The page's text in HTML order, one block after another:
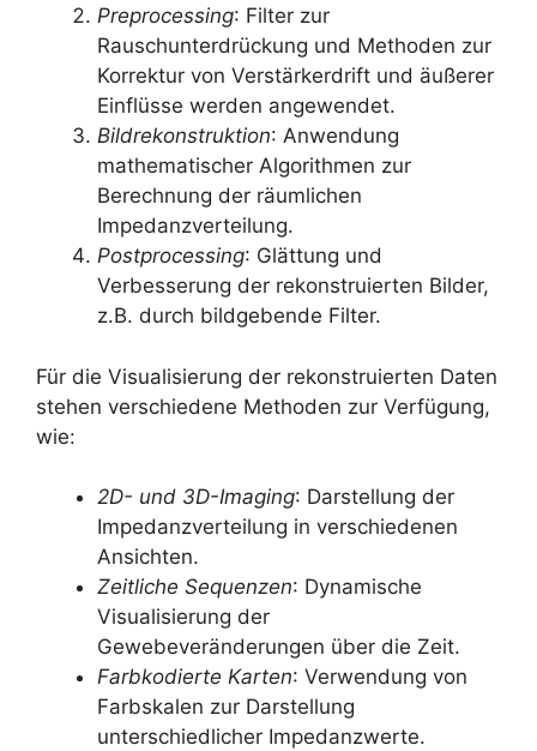
Preprocessing: Filter zur
Rauschunterdrückung und Methoden zur
Korrektur von Verstärkerdrift und äußerer
Einflüsse werden angewendet.
Bildrekonstruktion: Anwendung
mathematischer Algorithmen zur
Berechnung der räumlichen
Impedanzverteilung.
Postprocessing: Glättung und
Verbesserung der rekonstruierten Bilder,
z.B. durch bildgebende Filter.
Für die Visualisierung der rekonstruierten Daten
stehen verschiedene Methoden zur Verfügung,
wie:
2D- und 3D-Imaging: Darstellung der
Impedanzverteilung in verschiedenen
Ansichten.
Zeitliche Sequenzen: Dynamische
Visualisierung der
Gewebeveränderungen über die Zeit.
Farbkodierte Karten: Verwendung von
Farbskalen zur Darstellung
unterschiedlicher Impedanzwerte.